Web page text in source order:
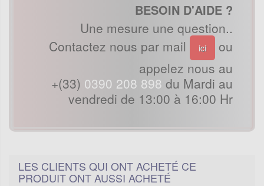
BESOIN D'AIDE ?
Une mesure une question..
Contactez nous par mail
ici
ou
appelez nous au
+(33) 0390 208 898 du Mardi au
vendredi de 13:00 à 16:00 Hr
LES CLIENTS QUI ONT ACHETÉ CE
PRODUIT ONT AUSSI ACHETÉ